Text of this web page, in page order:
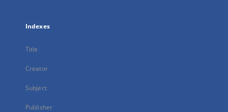
Indexes
Title
Creator
Subject
Publisher